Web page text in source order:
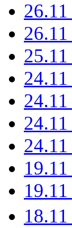
26.11
26.11
25.11
24.11
24.11
24.11
24.11
19.11
19.11
18.11